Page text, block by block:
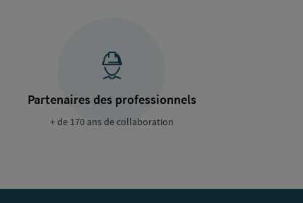
Partenaires des professionnels
+ de 170 ans de collaboration